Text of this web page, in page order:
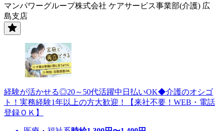
マンパワーグループ株式会社 ケアサービス事業部(介護) 広
島支店
経験が活かせる◎20～50代活躍中日払いOK◆介護のオシゴ
ト！実務経験1年以上の方大歓迎！【来社不要！WEB・電話
登録ＯＫ】